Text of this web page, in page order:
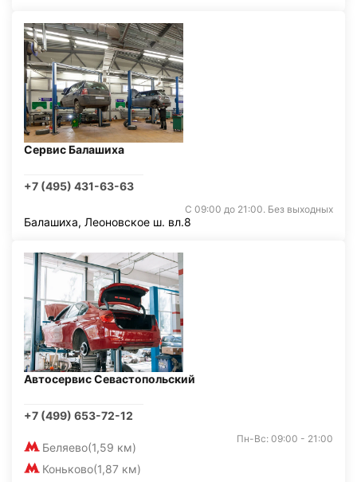
Сервис Балашиха
+7 (495) 431-63-63
С 09:00 до 21:00. Без выходных
Балашиха, Леоновское ш. вл.8
Автосервис Севастопольский
+7 (499) 653-72-12
Беляево(1,59 км)
Коньково(1,87 км)
Пн-Вс: 09:00 - 21:00